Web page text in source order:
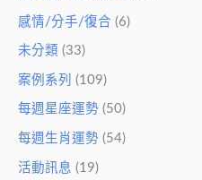
感情/分手/復合 (6)
未分類 (33)
案例系列 (109)
每週星座運勢 (50)
每週生肖運勢 (54)
活動訊息 (19)